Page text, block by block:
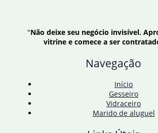
"Não deixe seu negócio invisível.
vitrine e comece a ser
Navegação
Início
Gesseiro
Vidraceiro
Marido de aluguel